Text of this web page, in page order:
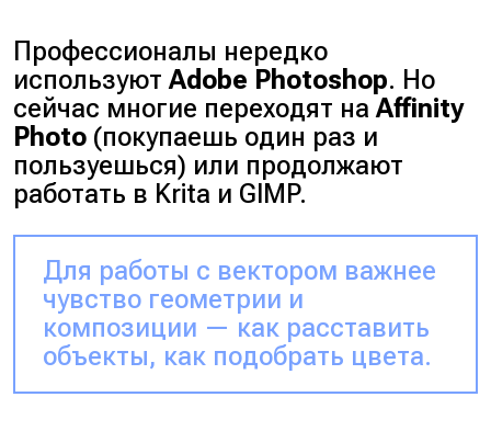
Профессионалы нередко
используютAdobe Photoshop. Но
сейчас многие переходят наAffinity
Photo (покупаешь один раз и
пользуешься) или продолжают
работать в Krita и GIMP.
Для работы с вектором важнее
чувство геометрии и
композиции — как расставить
объекты, как подобрать цвета.